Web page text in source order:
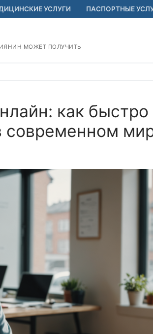
УСЛУГИ ПАСПОРТНЫЕ
МОЖЕТ ПОЛУЧИТЬ
как
современном